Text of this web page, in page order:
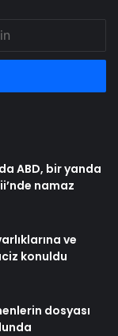
ABD, bir yanda
namaz
ve
konuldu
dosyası